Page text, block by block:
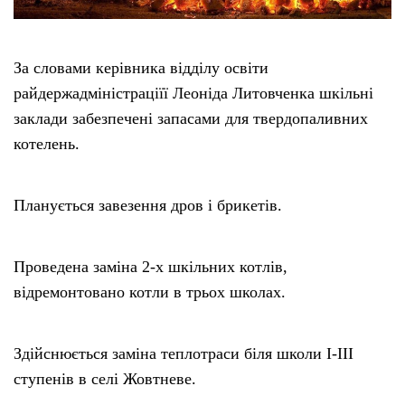
За словами керівника відділу освіти
райдержадміністраціїї Леоніда Литовченка шкільні
заклади забезпечені запасами для твердопаливних
котелень.
Планується завезення дров і брикетів.
Проведена заміна 2-х шкільних котлів,
відремонтовано котли в трьох школах.
Здійснюється заміна теплотраси біля школи I-III
ступенів в селі Жовтневе.